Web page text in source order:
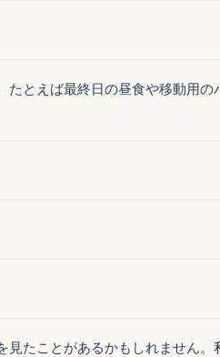
とえば最終日の昼食や移動用の
たことがあるかもしれません。